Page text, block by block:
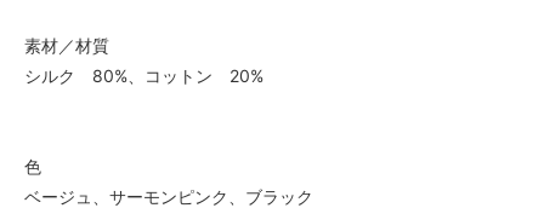
素材／材質
シルク 80%、コットン 20%
色
ベージュ、サーモンピンク、ブラック